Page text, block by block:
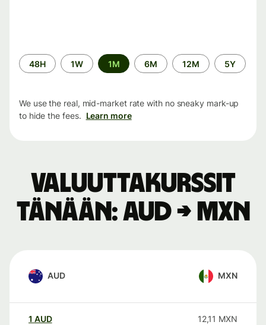
Time
period
48H 1W 1M 6M 12M 5Y
We use the real, mid-market rate with no sneaky mark-up
to hide the fees. Learn more
Valuuttakurssit
tänään: AUD → MXN
AUD MXN
1 AUD 12,11 MXN